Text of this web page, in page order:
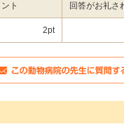
ト 回答がお礼さ
2pt